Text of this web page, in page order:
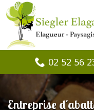
02 52 56
Entreprise